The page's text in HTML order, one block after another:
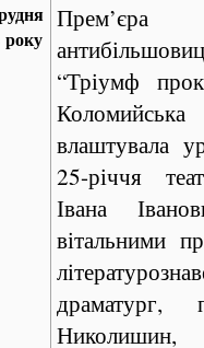
року
“Тріумф
влаштувала
25-річчя
Івана
вітальними
драматург,